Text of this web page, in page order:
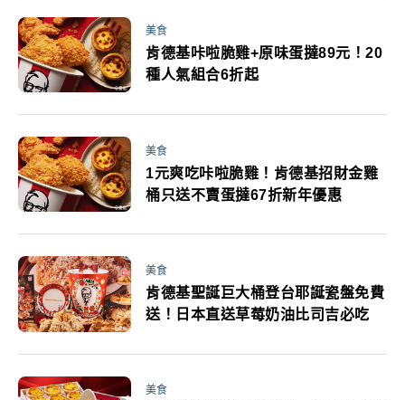
美食
肯德基咔啦脆雞+原味蛋撻89元！20
種人氣組合6折起
美食
1元爽吃咔啦脆雞！肯德基招財金雞
桶只送不賣蛋撻67折新年優惠
美食
肯德基聖誕巨大桶登台耶誕瓷盤免費
送！日本直送草莓奶油比司吉必吃
美食